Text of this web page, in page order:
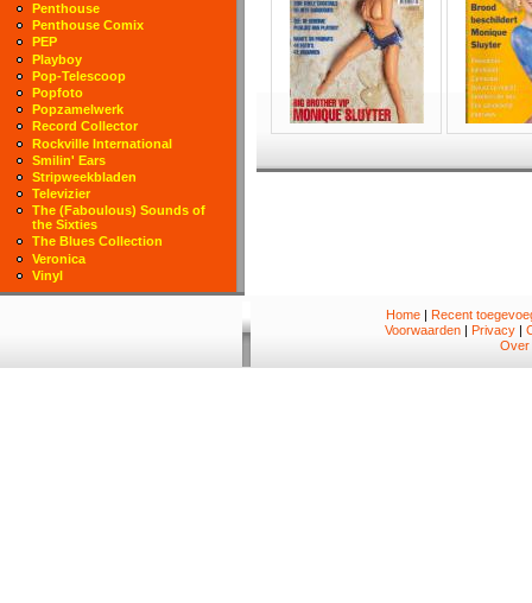
Penthouse
Penthouse Comix
PEP
Playboy
Pop-Telescoop
Popfoto
Popzamelwerk
Record Collector
Rockville International
Smilin' Ears
Stripweekbladen
Televizier
The (Faboulous) Sounds of
the Sixties
The Blues Collection
Veronica
Vinyl
Home| Recent
Voorwaarden | Privacy |
Over